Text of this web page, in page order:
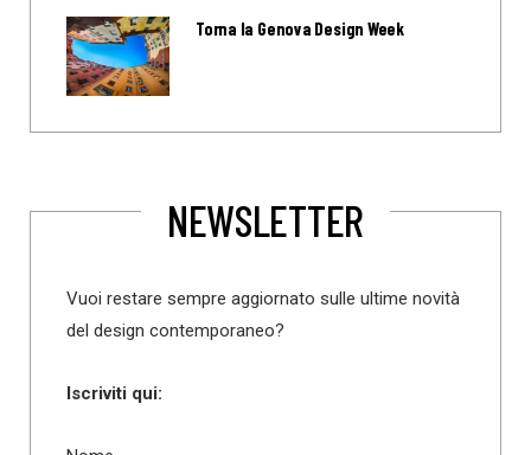
Torna la Genova Design Week
NEWSLETTER
Vuoi restare sempre aggiornato sulle ultime novità
del design contemporaneo?
Iscriviti qui: